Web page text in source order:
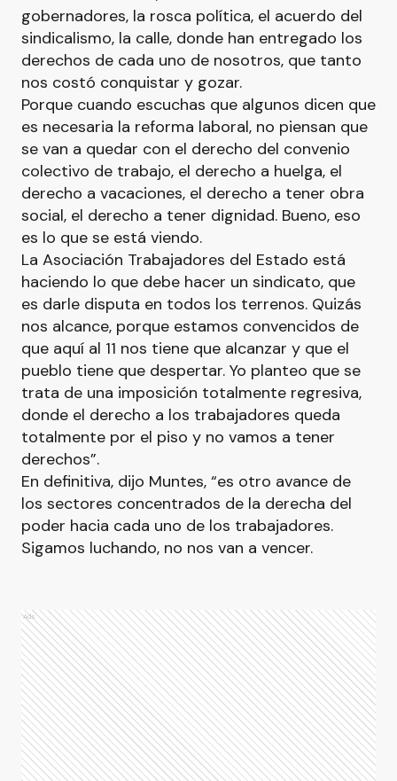
gobernadores, la rosca política, el acuerdo del
sindicalismo, la calle, donde han entregado los
derechos de cada uno de nosotros, que tanto
nos costó conquistar y gozar.
Porque cuando escuchas que algunos dicen que
es necesaria la reforma laboral, no piensan que
se van a quedar con el derecho del convenio
colectivo de trabajo, el derecho a huelga, el
derecho a vacaciones, el derecho a tener obra
social, el derecho a tener dignidad. Bueno, eso
es lo que se está viendo.
La Asociación Trabajadores del Estado está
haciendo lo que debe hacer un sindicato, que
es darle disputa en todos los terrenos. Quizás
nos alcance, porque estamos convencidos de
que aquí al 11 nos tiene que alcanzar y que el
pueblo tiene que despertar. Yo planteo que se
trata de una imposición totalmente regresiva,
donde el derecho a los trabajadores queda
totalmente por el piso y no vamos a tener
derechos”.
En definitiva, dijo Muntes, “es otro avance de
los sectores concentrados de la derecha del
poder hacia cada uno de los trabajadores.
Sigamos luchando, no nos van a vencer.
Ads